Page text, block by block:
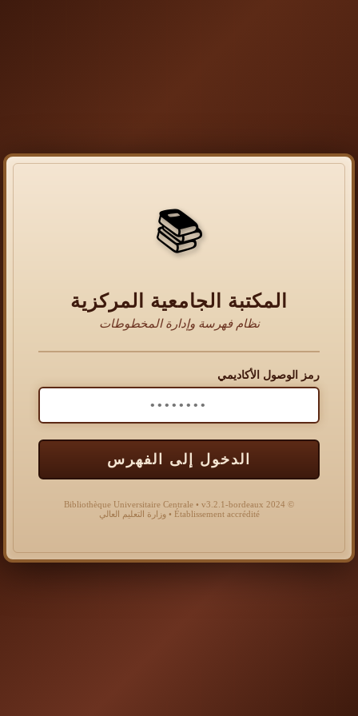
📚
المكتبة الجامعية المركزية
نظام فهرسة وإدارة المخطوطات
رمز الوصول الأكاديمي
الدخول إلى الفهرس
© 2024 Bibliothèque Universitaire Centrale • v3.2.1-bordeaux
Établissement accrédité • وزارة التعليم العالي